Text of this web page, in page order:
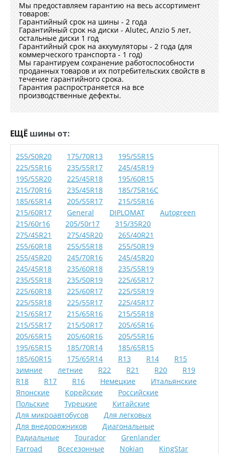
Мы предоставляем гарантию на весь ассортимент
товаров:
Гарантийный срок на шины - 2 года
Гарантийный срок на диски - Alutec, Anzio 5 лет,
остальные диски 1 год
Гарантийный срок на аккумуляторы - 2 года (для
коммерческого транспорта - 1 год)
Мы гарантируем сохранение работоспособности
проданных товаров и их потребительских свойств в
течение гарантийного срока.
Гарантия распространяется на все
производственные дефекты.
ЕЩЁ шины от:
255/50R20 175/70R13
195/55R15
225/55R16
235/55R17
245/45R19
195/55R20
225/45R18
195/60R15
215/70R16
235/45R18
185/75R16C
185/65R14
205/55R17
215/55R16
215/60R17
General DIPLOMAT
Autogreen
215/60r16
205/50r17
315/35R20
275/45R21
275/45R20
265/40R21
255/60R18
255/55R18
255/50R19
255/45R20
245/70R16
245/45R20
245/45R18
235/60R18
235/55R19
235/55R18
235/50R19
225/65R17
225/60R18
225/60R17
225/55R19
225/55R18
225/55R17
225/45R17
215/65R17
215/65R16
215/55R18
215/55R17
215/50R17
205/65R16
205/65R15
205/60R16
205/55R16
195/65R15
185/70R14
185/65R15
185/60R15
175/65R14 R13 R14
R15
зимние
летние R22 R21 R20
R19
R18
R17 R16 Немецкие
Итальянские
Японские
Корейские
Российские
Польские
Турецкие
Китайские
Для микроавтобусов
Для легковых
Для внедорожников
Диагональные
Радиальные
Tourador
Grenlander
Farroad
Всесезонные Nokian
KingStar